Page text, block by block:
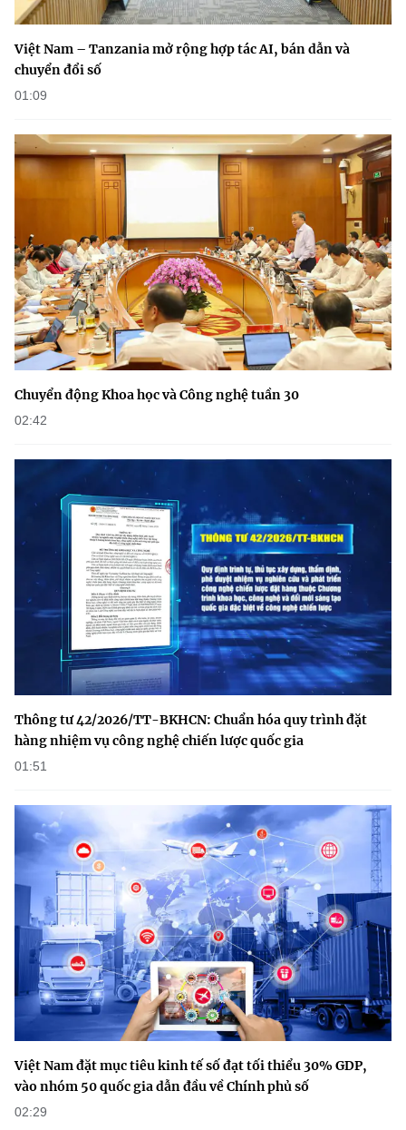
BỘ KHOA HỌC VÀ CÔNG NGHỆ
MINISTRY OF SCIENCE AND TECHNOLOGY
Điều khoản sử dụng Theo dõi MST:
Chịu trách nhiệm nội dung: Nguyễn Thị Hải Hằng
Giám đốc Trung tâm Truyền thông Khoa học và Công nghệ.
Liên hệ
Địa chỉ: Ban Biên tập Cổng TTĐT - 18 Nguyễn Du, TP. Hà Nội
Điện thoại: 024 3936 9506
Email:
stc@mst.gov.vn
©2026 Bản quyền thuộc Bộ Khoa Học và Công Nghệ
(Ghi rõ nguồn "https://mst.gov.vn" khi phát hành lại thông tin từ
website này)
Việt Nam – Tanzania mở rộng hợp tác AI, bán dẫn và
chuyển đổi số
01:09
Chuyển động Khoa học và Công nghệ tuần 30
02:42
Thông tư 42/2026/TT-BKHCN: Chuẩn hóa quy trình đặt
hàng nhiệm vụ công nghệ chiến lược quốc gia
01:51
Việt Nam đặt mục tiêu kinh tế số đạt tối thiểu 30% GDP,
vào nhóm 50 quốc gia dẫn đầu về Chính phủ số
02:29